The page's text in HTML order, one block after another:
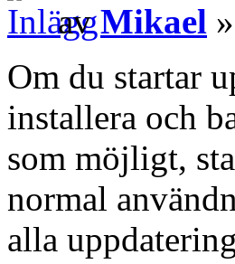
avMikael
Om du startar
installera och
som möjligt,
normal
alla